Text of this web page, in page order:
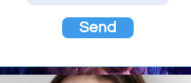
Send